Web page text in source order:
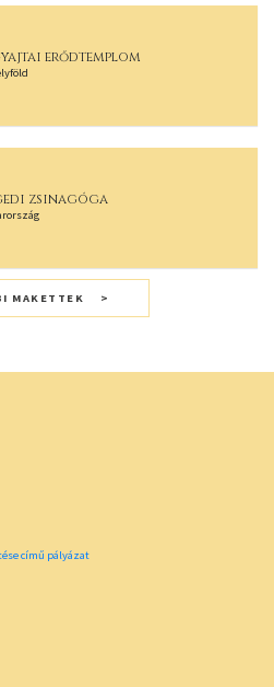
erődtemplom
zsinagóga
MAKETTEK
című pályázat